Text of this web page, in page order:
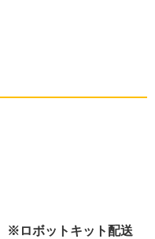
※ロボットキット配送